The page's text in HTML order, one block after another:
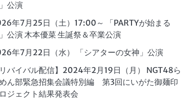
公演
年7月25日（土）17:00～ 「PARTYが始まる
公演 木本優菜 生誕祭＆卒業公演
年7月22日（水） 「シアターの女神」公演
リバイバル配信】2024年2月19日（月） NGT48ら
ん部緊急招集会議特別編 第3回にいがた御麺印
ジェクト結果発表会